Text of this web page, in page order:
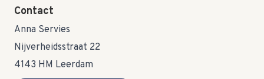
Contact
Anna Servies
Nijverheidsstraat 22
4143 HM Leerdam